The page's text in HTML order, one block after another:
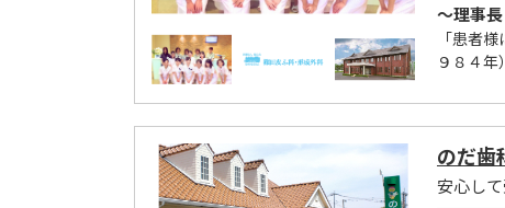
～理事
「患者
９８４
のだ歯
安心し